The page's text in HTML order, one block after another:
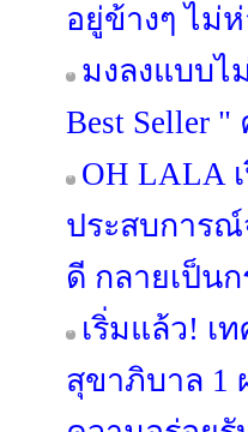
อยู่ข้างๆ ไม่
มงลงแบบไ
Best Seller "
OH LALA
ประสบการ
ดี กลายเป็น
เริ่มแล้ว! เ
สุขาภิบาล 1